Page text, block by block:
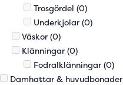
Trosgördel (0)
Underkjolar (0)
Väskor (0)
Klänningar (0)
Fodralklänningar (0)
Damhattar & huvudbonader